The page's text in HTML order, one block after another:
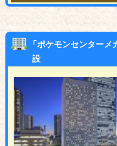
「ポケモンセンター
設